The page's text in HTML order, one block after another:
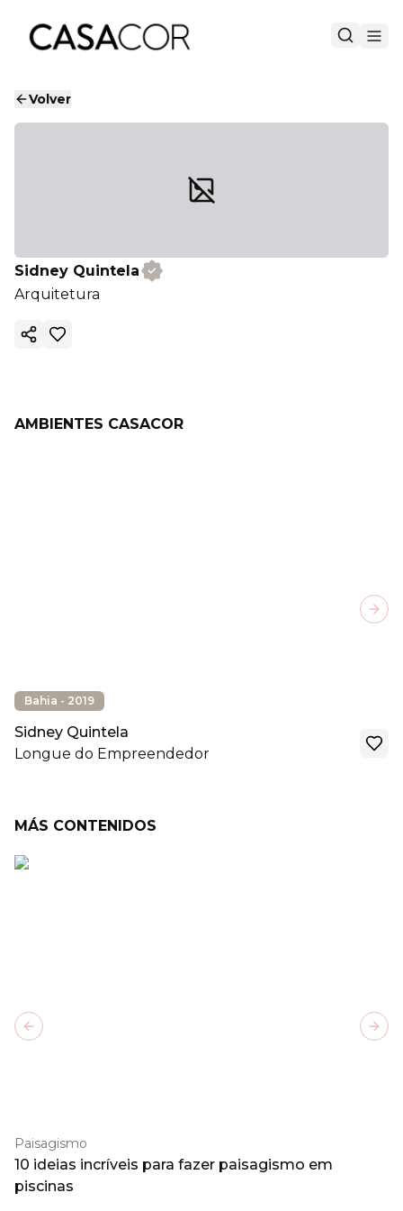
Volver
Sidney Quintela
Arquitetura
Copiar enlace
AMBIENTES CASACOR
Bahia - 2019
Sidney Quintela
Longue do Empreendedor
MÁS CONTENIDOS
Paisagismo
10 ideias incríveis para fazer paisagismo em
piscinas
Previous slide